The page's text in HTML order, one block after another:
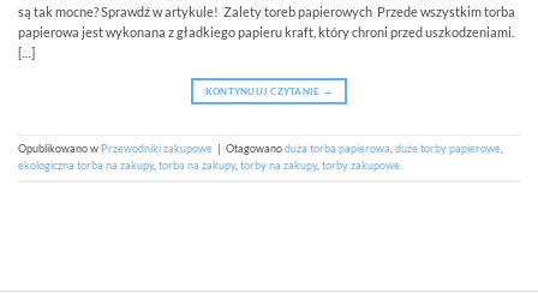
są tak mocne? Sprawdź w artykule! Zalety toreb papierowych Przede wszystkim torba
papierowa jest wykonana z gładkiego papieru kraft, który chroni przed uszkodzeniami.
[…]
KONTYNUUJ CZYTANIE →
Opublikowano w Przewodniki zakupowe | Otagowanoduża torba papierowa duże torby papierowe
ekologiczna torba na zakupy, torba na zakupy, torby na zakupy, torby zakupowe